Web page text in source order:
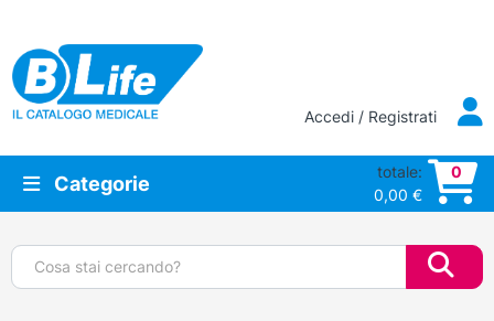
Vai al contenuto principale
Accedi / Registrati
Categorie
totale:
0,00 €
0
Cerca: